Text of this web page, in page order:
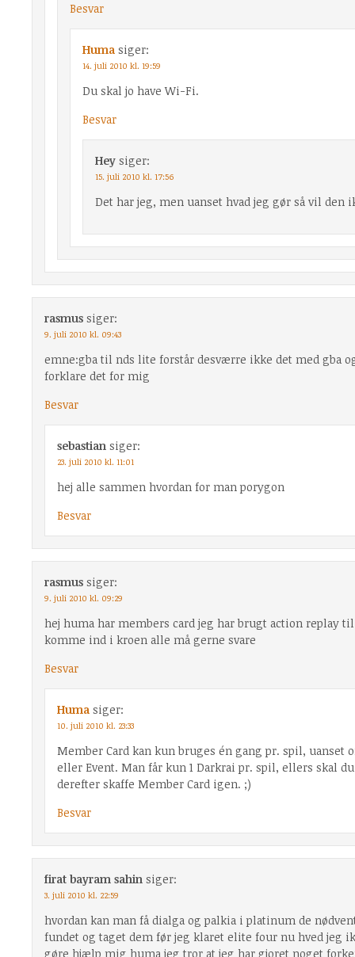
Besvar
Huma siger:
14. juli 2010 kl. 19:59
Du skal jo have Wi-Fi.
Besvar
Hey siger:
15. juli 2010 kl. 17:56
Det har jeg, men uanset hvad jeg gør så vil den
rasmus siger:
9. juli 2010 kl. 09:43
emne:gba til nds lite forstår desværre ikke det med gba
forklare det for mig
Besvar
sebastian siger:
23. juli 2010 kl. 11:01
hej alle sammen hvordan for man porygon
Besvar
rasmus siger:
9. juli 2010 kl. 09:29
hej huma har members card jeg har brugt action replay
komme ind i kroen alle må gerne svare
Besvar
Huma siger:
10. juli 2010 kl. 23:33
Member Card kan kun bruges én gang pr. spil, uanset
eller Event. Man får kun 1 Darkrai pr. spil, ellers skal
derefter skaffe Member Card igen. ;)
Besvar
firat bayram sahin siger:
3. juli 2010 kl. 22:59
hvordan kan man få dialga og palkia i platinum de
fundet og taget dem før jeg klaret elite four nu hved jeg
gøre hjælp mig huma jeg tror at jeg har gjoret noget